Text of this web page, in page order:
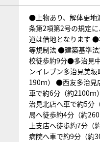
●上物あり、解体更
条第2項第2号の規定
道は借地となります
等規制法 ●建築基準
校徒歩約9分●多治見
ンイレブン多治見美
190ｍ） ●西友多治見
車で約6分（約2100
治見北店へ車で約5分
局へ徒歩約4分（約
上支店へ徒歩約7分
病院へ車で約9分（約